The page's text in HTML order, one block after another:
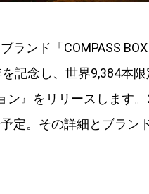
ンド「COMPASS
記念し、世界9,384本
』をリリースします
定。その詳細とブラン